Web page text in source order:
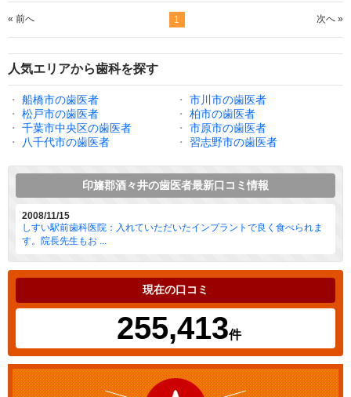
« 前へ 1 次へ »
人気エリアから歯科を探す
・ 船橋市の歯医者 ・
市川市の歯医者
・
松戸市の歯医者 ・
柏市の歯医者
・
千葉市中央区の歯医者 ・
市原市の歯医者
・
八千代市の歯医者 ・ 習志野市の歯医者
印旛郡酒々井の歯医者最新口コミ情報
2008/11/15
しすい駅前歯科医院：入れていただいたインプラントで良く食べられま
す。院長先生もお ...
現在の口コミ
255,413件